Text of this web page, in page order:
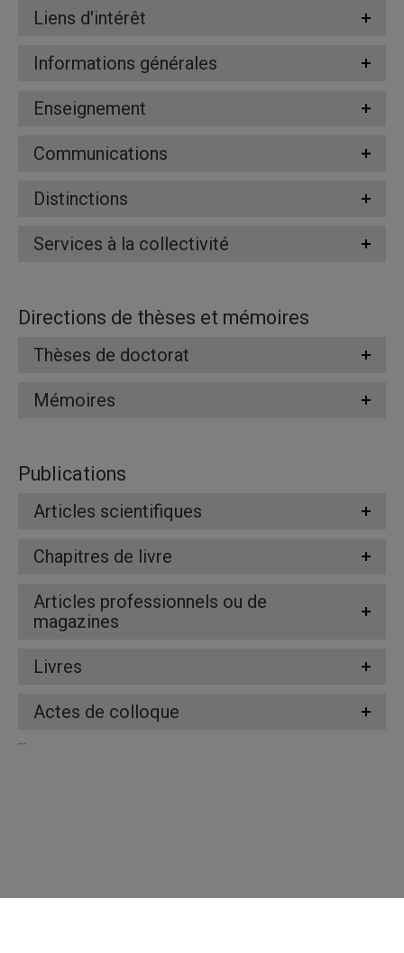
Liens d'intérêt
Informations générales
Enseignement
Communications
Distinctions
Services à la collectivité
Directions de thèses et mémoires
Thèses de doctorat
Mémoires
Publications
Articles scientifiques
Chapitres de livre
Articles professionnels ou de
magazines
Livres
Actes de colloque
...